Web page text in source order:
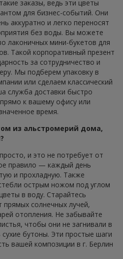
заказы, ведь эти цветы
для бизнес-событий. Они
аккуратно и легко переносят
без воды. Вы можете
лаконичных мини-букетов для
Такой корпоративный презент
за сотрудничество и
Мы подберем упаковку в
или сделаем классический
служба доставки быстро
к вашему офису или
время.
из альстромерий дома,
и это не потребует от
правило — каждый день
и прохладную. Также
острым ножом под углом
в воду. Старайтесь
солнечных лучей,
отопления. Не забывайте
чтобы они не загнивали в
бутоны. Эти простые шаги
вашей композиции в г. Берлин